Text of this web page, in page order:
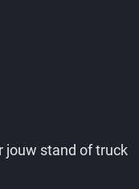
jouw stand of truck